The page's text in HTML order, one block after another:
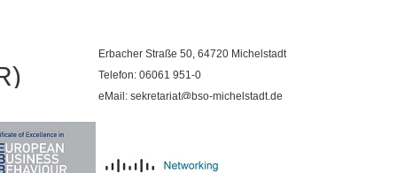
Erbacher Straße 50, 64720 Michelstadt
Telefon: 06061 951-0
eMail: sekretariat@bso-michelstadt.de